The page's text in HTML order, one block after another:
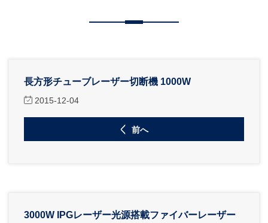
長方形チューブレーザー切断機 1000W
2015-12-04
前へ
3000W IPGレーザー光源搭載ファイバーレーザー